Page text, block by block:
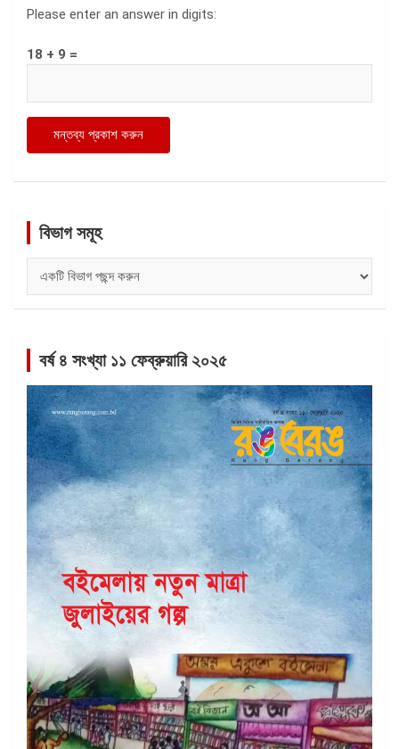
Please enter an answer in digits:
18 + 9 =
বিভাগ সমূহ
সমূহ
বর্ষ ৪ সংখ্যা ১১ ফেব্রুয়ারি ২০২৫